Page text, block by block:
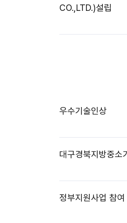
CO.,LTD.)설립
우수기술인상
대구경북지방중소
정부지원사업 참여